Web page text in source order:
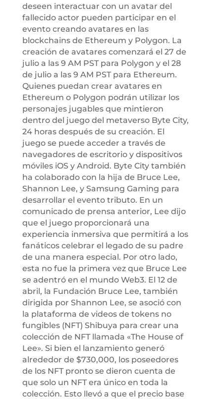
deseen interactuar con un avatar del
fallecido actor pueden participar en el
evento creando avatares en las
blockchains de Ethereum y Polygon. La
creación de avatares comenzará el 27 de
julio a las 9 AM PST para Polygon y el 28
de julio a las 9 AM PST para Ethereum.
Quienes puedan crear avatares en
Ethereum o Polygon podrán utilizar los
personajes jugables que mintieron
dentro del juego del metaverso Byte City,
24 horas después de su creación. El
juego se puede acceder a través de
navegadores de escritorio y dispositivos
móviles iOS y Android. Byte City también
ha colaborado con la hija de Bruce Lee,
Shannon Lee, y Samsung Gaming para
desarrollar el evento tributo. En un
comunicado de prensa anterior, Lee dijo
que el juego proporcionará una
experiencia inmersiva que permitirá a los
fanáticos celebrar el legado de su padre
de una manera especial. Por otro lado,
esta no fue la primera vez que Bruce Lee
se adentró en el mundo Web3. El 12 de
abril, la Fundación Bruce Lee, también
dirigida por Shannon Lee, se asoció con
la plataforma de videos de tokens no
fungibles (NFT) Shibuya para crear una
colección de NFT llamada «The House of
Lee». Si bien el lanzamiento generó
alrededor de $730,000, los poseedores
de los NFT pronto se dieron cuenta de
que solo un NFT era único en toda la
colección. Esto llevó a que el precio base